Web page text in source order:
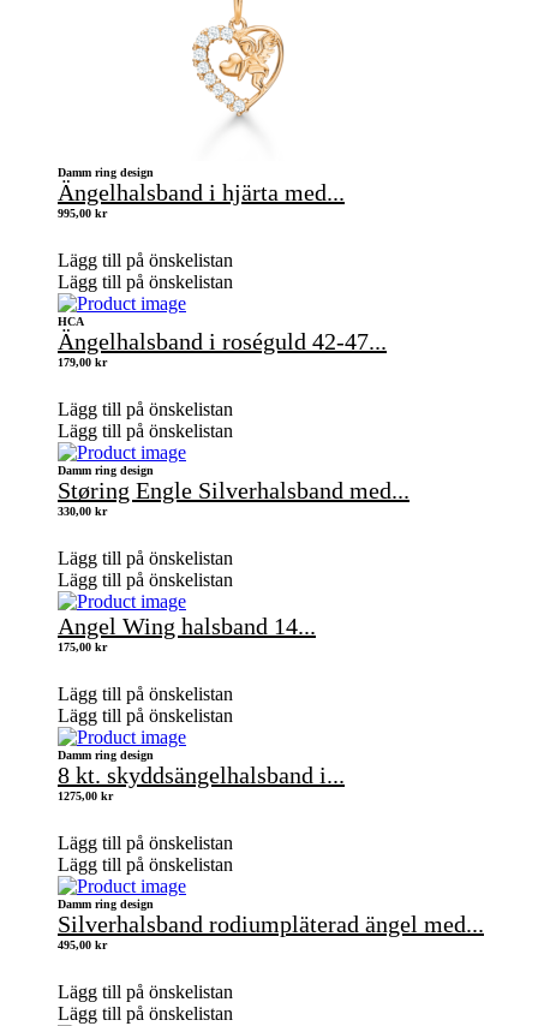
Damm ring design
Ängelhalsband i hjärta med...
995,00 kr
Lägg till på önskelistan
Lägg till på önskelistan
HCA
Ängelhalsband i roséguld 42-47...
179,00 kr
Lägg till på önskelistan
Lägg till på önskelistan
Damm ring design
Støring Engle Silverhalsband med...
330,00 kr
Lägg till på önskelistan
Lägg till på önskelistan
Angel Wing halsband 14...
175,00 kr
Lägg till på önskelistan
Lägg till på önskelistan
Damm ring design
8 kt. skyddsängelhalsband i...
1275,00 kr
Lägg till på önskelistan
Lägg till på önskelistan
Damm ring design
Silverhalsband rodiumpläterad ängel med...
495,00 kr
Lägg till på önskelistan
Lägg till på önskelistan